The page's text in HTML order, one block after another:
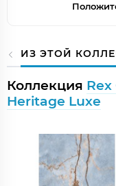
ИЗ ЭТОЙ
Коллекция
Heritage Luxe